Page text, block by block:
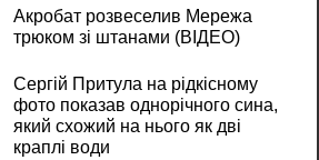
Акробат розвеселив Мережа
трюком зі штанами (ВІДЕО)
Сергій Притула на рідкісному
фото показав однорічного сина,
який схожий на нього як дві
краплі води